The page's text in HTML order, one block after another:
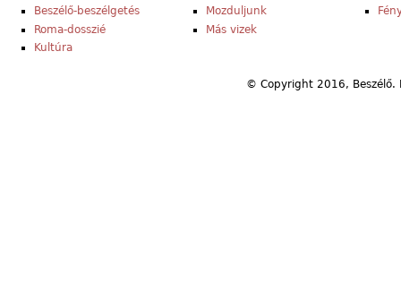
Beszélő-beszélgetés
Roma-dosszié
Kultúra
Mozduljunk
Más vizek
© Copyright 2016,